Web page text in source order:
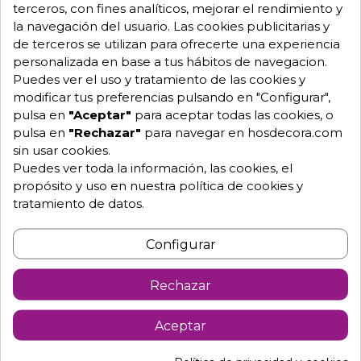
Garantía mínima de 1 año.
Pago 100% seguro.
Consulta tus dudas con nosotros.
976 25 59 91
info@hosdecora.com
Hablemos
Pide tu presupuesto
Descripción Detalles de producto
terceros, con fines analíticos, mejorar el rendimiento y
la navegación del usuario. Las cookies publicitarias y
de terceros se utilizan para ofrecerte una experiencia
personalizada en base a tus hábitos de navegacion.
Puedes ver el uso y tratamiento de las cookies y
modificar tus preferencias pulsando en "Configurar",
pulsa en "Aceptar" para aceptar todas las cookies, o
pulsa en "Rechazar" para navegar en hosdecora.com
sin usar cookies.
Puedes ver toda la información, las cookies, el
propósito y uso en nuestra política de cookies y
tratamiento de datos.
Configurar
Rechazar
Aceptar